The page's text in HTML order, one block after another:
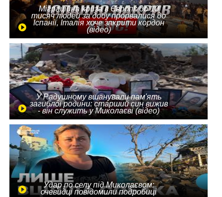
Міграційна криза в Європі: до 10
тисяч людей за добу прорвалися до
Іспанії, Італія хоче закрити кордон
(відео)
У Радушному вшанували пам'ять
загиблої родини: старший син вижив
- він служить у Миколаєві (відео)
Удар по селу під Миколаєвом:
очевидці повідомили подробиці